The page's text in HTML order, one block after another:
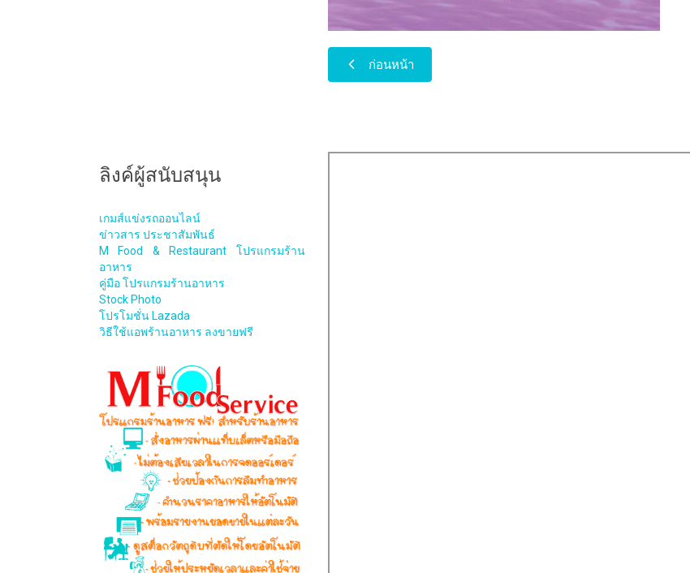
ก่อนหน้า
ลิงค์ผู้สนับสนุน
เกมส์แข่งรถออนไลน์
ข่าวสาร ประชาสัมพันธ์
M Food & Restaurant โปรแกรมร้าน
อาหาร
คู่มือ โปรแกรมร้านอาหาร
Stock Photo
โปรโมชั่น Lazada
วิธีใช้แอพร้านอาหาร ลงขายฟรี